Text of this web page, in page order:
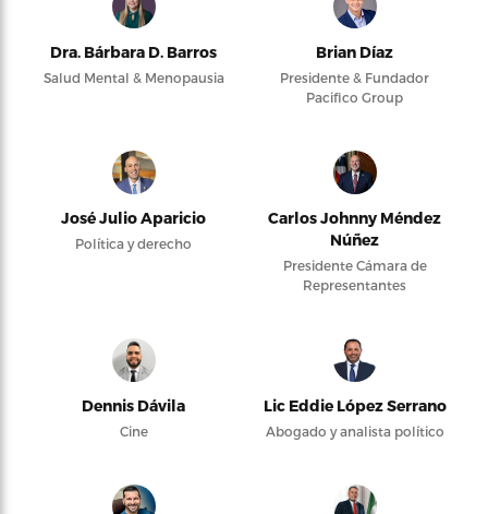
Dra. Bárbara D. Barros
Salud Mental & Menopausia
Brian Díaz
Presidente & Fundador
Pacifico Group
José Julio Aparicio
Política y derecho
Carlos Johnny Méndez
Núñez
Presidente Cámara de
Representantes
Dennis Dávila
Cine
Lic Eddie López Serrano
Abogado y analista político